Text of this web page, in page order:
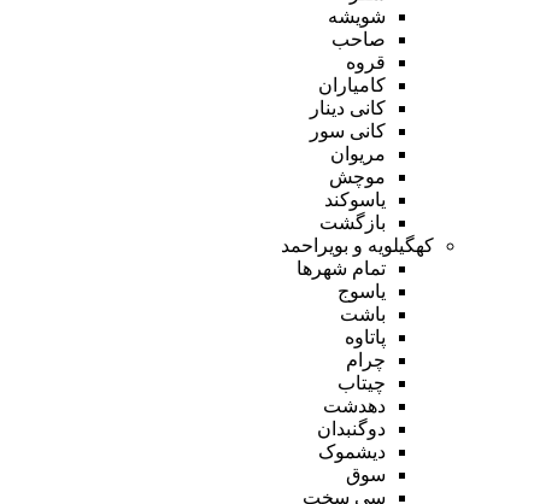
شویشه
صاحب
قروه
کامیاران
کانی دینار
کانی سور
مریوان
موچش
یاسوکند
بازگشت
کهگیلویه و بویراحمد
تمام شهر‌ها
یاسوج
باشت
پاتاوه
چرام
چیتاب
دهدشت
دوگنبدان
دیشموک
سوق
سی سخت